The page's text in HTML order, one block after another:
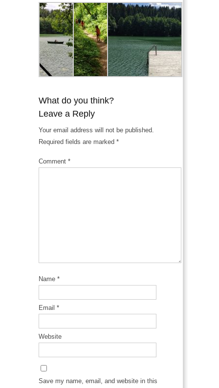
What do you think?
Leave a Reply
Your email address will not be published.
Required fields are marked *
Comment *
Name *
Email *
Website
Save my name, email, and website in this